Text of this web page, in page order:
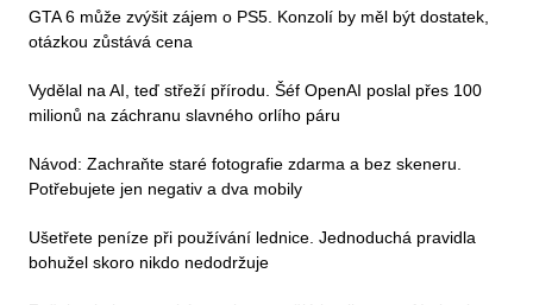
GTA 6 může zvýšit zájem o PS5. Konzolí by měl být dostatek,
otázkou zůstává cena
Vydělal na AI, teď střeží přírodu. Šéf OpenAI poslal přes 100
milionů na záchranu slavného orlího páru
Návod: Zachraňte staré fotografie zdarma a bez skeneru.
Potřebujete jen negativ a dva mobily
Ušetřete peníze při používání lednice. Jednoduchá pravidla
bohužel skoro nikdo nedodržuje